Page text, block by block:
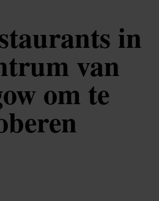
in
van
om te